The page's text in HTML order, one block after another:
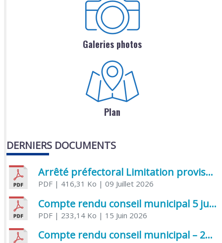
Galeries photos
Plan
DERNIERS DOCUMENTS
Arrêté préfectoral Limitation provisoire des usages de l’eau
PDF| 416,31 Ko | 09 Juillet 2026
Compte rendu conseil municipal 5 juin 2026 sénatoriale
PDF| 233,14 Ko | 15 Juin 2026
Compte rendu conseil municipal – 21 avril 2026